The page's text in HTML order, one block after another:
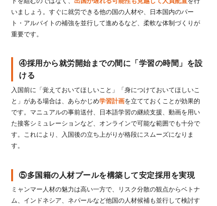
いましょう。すぐに就労できる他の国の人材や、日本国内のパー
ト・アルバイトの補強を並行して進めるなど、柔軟な体制づくりが
重要です。
④採用から就労開始までの間に「学習の時間」を設
ける
入国前に「覚えておいてほしいこと」「身につけておいてほしいこ
と」がある場合は、あらかじめ学習計画を立てておくことが効果的
です。マニュアルの事前送付、日本語学習の継続支援、動画を用い
た接客シミュレーションなど、オンラインで可能な範囲でも十分で
す。これにより、入国後の立ち上がりが格段にスムーズになりま
す。
⑤多国籍の人材プールを構築して安定採用を実現
ミャンマー人材の魅力は高い一方で、リスク分散の観点からベトナ
ム、インドネシア、ネパールなど他国の人材候補も並行して検討す